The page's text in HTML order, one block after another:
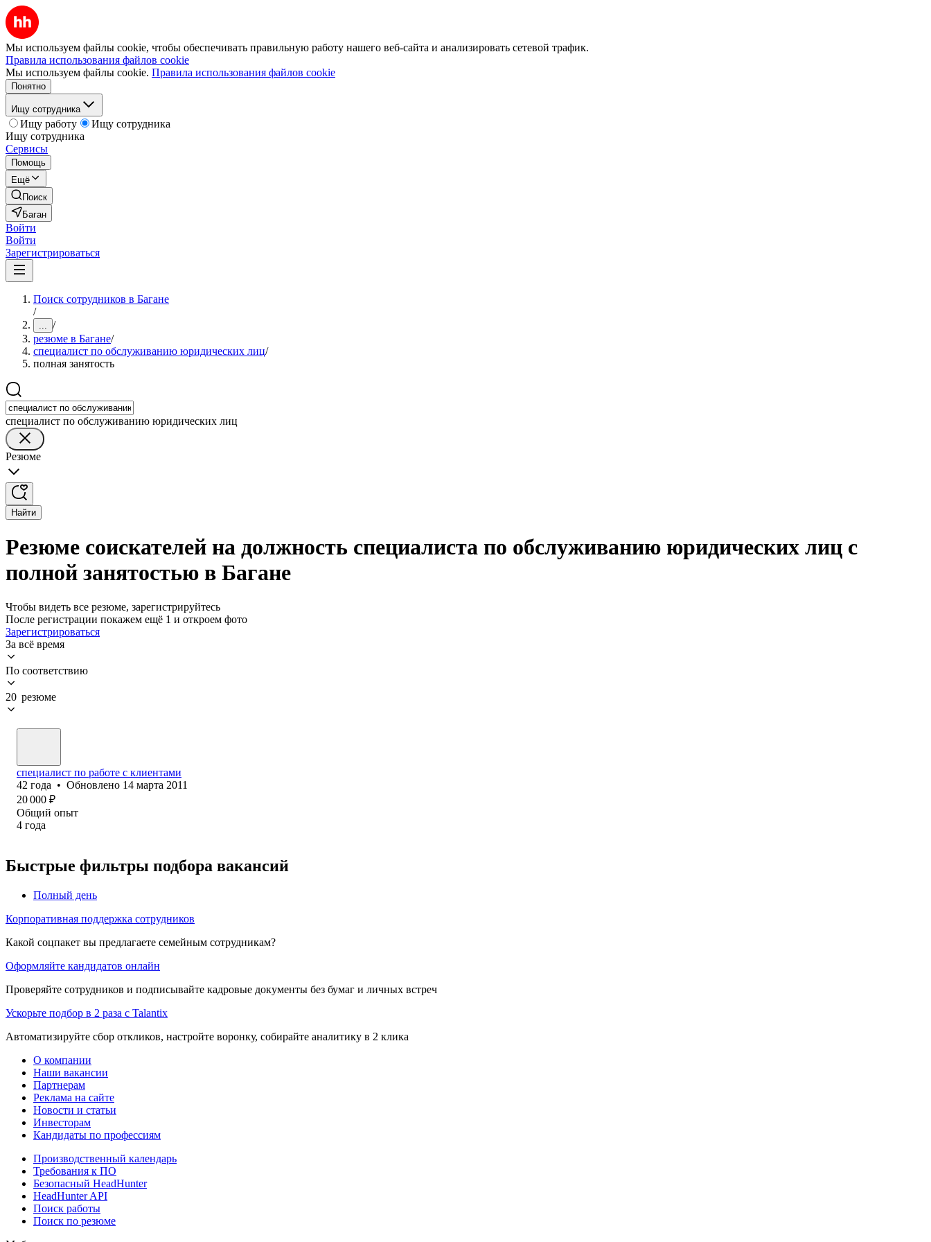
Мы используем файлы cookie, чтобы обеспечивать правильную работу нашего веб-сайта и анализировать сетевой трафик.
Правила использования файлов cookie
Мы используем файлы cookie. Правила использования файлов cookie
Понятно
Ищу сотрудника
Ищу работу
Ищу сотрудника
Ищу сотрудника
Сервисы
Помощь
Ещё
Поиск
Баган
Войти
Войти
Зарегистрироваться
Поиск сотрудников в Багане
/
... /
резюме в Багане/
специалист по обслуживанию юридических лиц/
полная занятость
специалист по обслуживанию юридических лиц
Резюме
Найти
Резюме соискателей на должность специалиста по обслуживанию юридических лиц с
полной занятостью в Багане
Чтобы видеть все резюме, зарегистрируйтесь
После регистрации покажем ещё 1 и откроем фото
Зарегистрироваться
За всё время
По соответствию
20 резюме
специалист по работе с клиентами
42 года • Обновлено 14 марта 2011
20 000 ₽
Общий опыт
4 года
Быстрые фильтры подбора вакансий
Полный день
Корпоративная поддержка сотрудников
Какой соцпакет вы предлагаете семейным сотрудникам?
Оформляйте кандидатов онлайн
Проверяйте сотрудников и подписывайте кадровые документы без бумаг и личных встреч
Ускорьте подбор в 2 раза с Talantix
Автоматизируйте сбор откликов, настройте воронку, собирайте аналитику в 2 клика
О компании
Наши вакансии
Партнерам
Реклама на сайте
Новости и статьи
Инвесторам
Кандидаты по профессиям
Производственный календарь
Требования к ПО
Безопасный HeadHunter
HeadHunter API
Поиск работы
Поиск по резюме